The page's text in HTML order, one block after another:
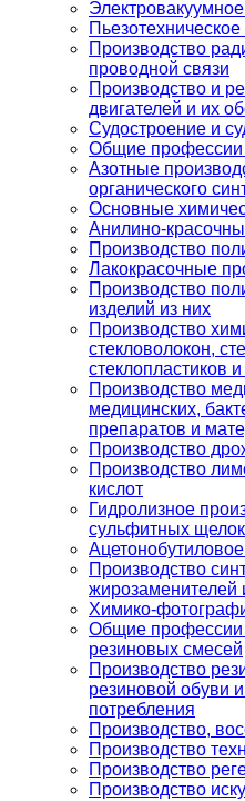
Производство
проводной связи
Производство и
двигателей и их
Судостроение и
Общие профессии
Азотные
органического
Основные
Анилино-
Производство
Лакокрасочные
Производство
изделий из них
Производство
стекловолокон,
стеклопластиков
Производство
медицинских,
препаратов и
Производство
Производство
кислот
Гидролизное
сульфитных
Производство
жирозаменителей
Химико-
Общие профессии
резиновых смесей
Производство
резиновой обуви
потребления
Производство,
Производство
Производство
Производство